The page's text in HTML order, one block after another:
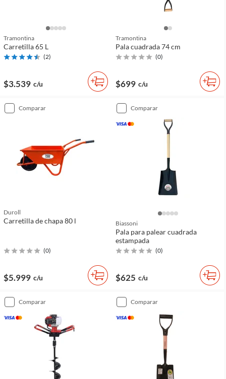
Tramontina
Carretilla 65 L
(2)
$3.539 c/u
Tramontina
Pala cuadrada 74 cm
(0)
$699 c/u
comparar
Duroll
Carretilla de chapa 80 l
(0)
$5.999 c/u
comparar
Biassoni
Pala para palear cuadrada
estampada
(0)
$625 c/u
comparar comparar